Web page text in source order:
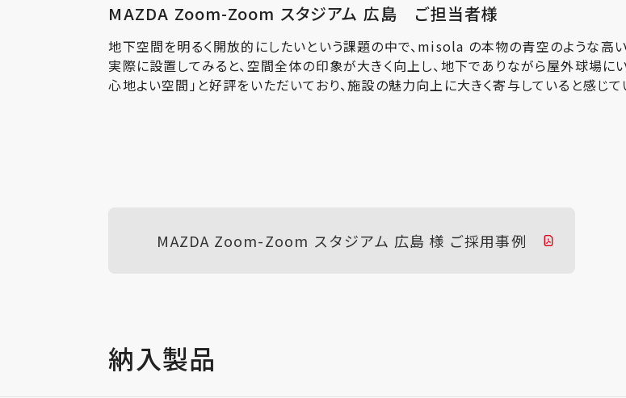
MAZDA Zoom-Zoom スタジアム 広島 ご担当者様
地下空間を明るく開放的にしたいという課題の中で、misola の本物の青空のような高
実際に設置してみると、空間全体の印象が大きく向上し、地下でありながら屋外球場に
心地よい空間」と好評をいただいており、施設の魅力向上に大きく寄与していると感じて
MAZDA Zoom-Zoom スタジアム 広島 様 ご採用事例
納入製品